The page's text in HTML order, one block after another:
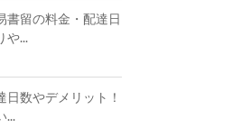
書留の料金・配達日
や...
数やデメリット！
...